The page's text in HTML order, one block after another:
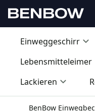
Einweggeschirr
Lebensmitteleimer
Lackieren
BenBow